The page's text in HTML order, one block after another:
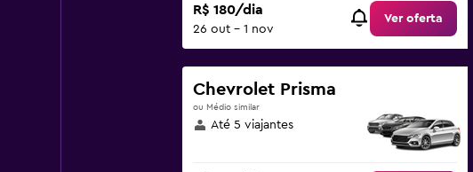
R$ 180/dia
26 out - 1 nov
Ver oferta
Chevrolet Prisma
ou Médio similar
Até 5 viajantes